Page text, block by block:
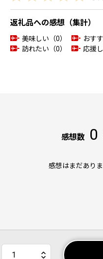
返礼品への感想（集計）
美味しい（0） おす
訪れたい（0）
応援
感想数 0
感想はまだありま